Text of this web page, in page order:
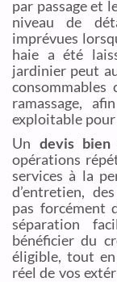
par passage et
niveau de
imprévues
haie a été
jardinier peut
ramassage,
exploitable
Un devis bien
opérations
services à la
d’entretien,
pas forcément
séparation
bénéficier du
éligible, tout
réel de vos